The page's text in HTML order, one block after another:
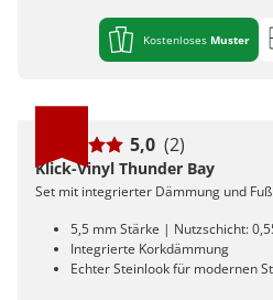
Kostenloses Muster
5,0 (2)
Klick-Vinyl Thunder Bay
Set mit integrierter Dämmung und
5,5 mm Stärke | Nutzschicht:
Integrierte Korkdämmung
Echter Steinlook für modernen